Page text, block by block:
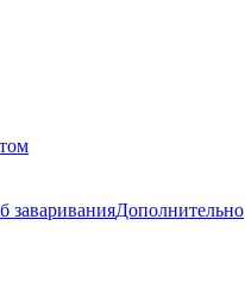
завариванияДополнительно